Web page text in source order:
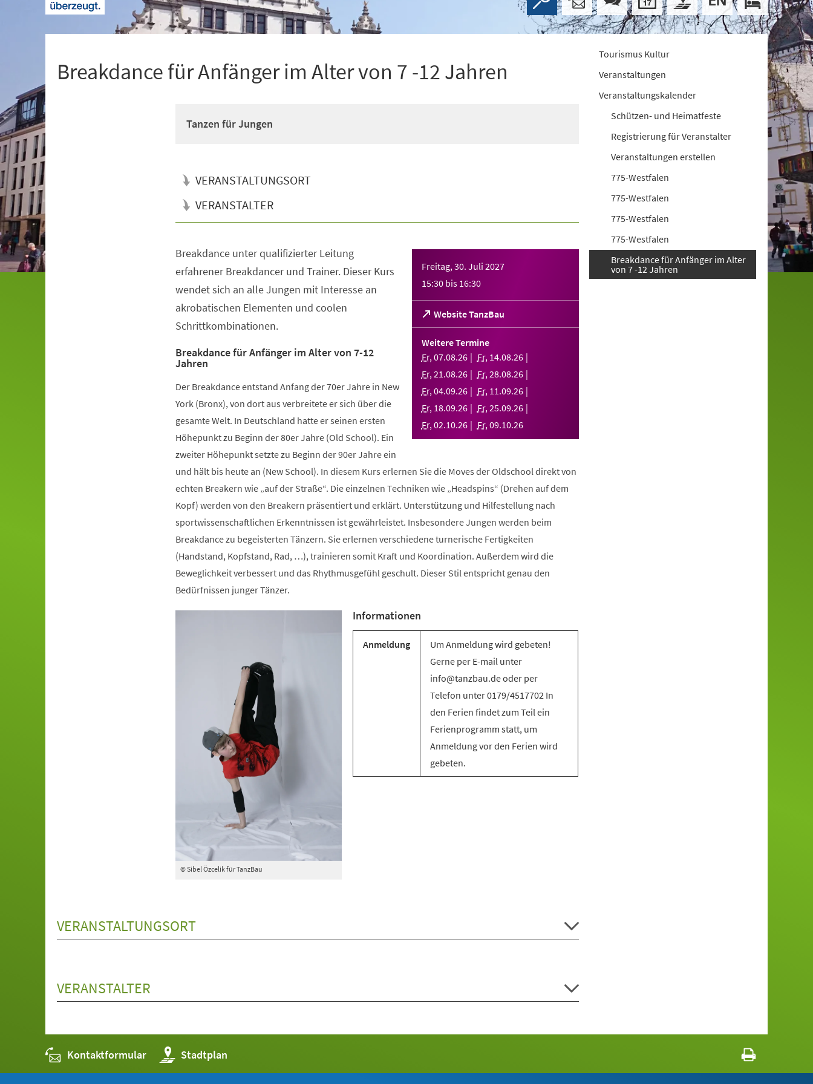
Breakdance für Anfänger im Alter von 7 -12 Jahren
Tanzen für Jungen
VERANSTALTUNGSORT
VERANSTALTER
Freitag, 30. Juli 2027
15:30 bis 16:30
Website TanzBau
(Öffnet
in
einem
Tab)
Weitere Termine
Fr,07.08.26 Fr, 14.08.26
Fr,21.08.26 Fr,28.08.26
Fr,04.09.26 Fr, 11.09.26
Fr, 18.09.26 Fr,25.09.26
Fr,02.10.26 Fr,09.10.26
Breakdance unter qualifizierter Leitung
erfahrener Breakdancer und Trainer. Dieser Kurs
wendet sich an alle Jungen mit Interesse an
akrobatischen Elementen und coolen
Schrittkombinationen.
Breakdance für Anfänger im Alter von 7-12
Jahren
Der Breakdance entstand Anfang der 70er Jahre in New
York (Bronx), von dort aus verbreitete er sich über die
gesamte Welt. In Deutschland hatte er seinen ersten
Höhepunkt zu Beginn der 80er Jahre (Old School). Ein
zweiter Höhepunkt setzte zu Beginn der 90er Jahre ein
und hält bis heute an (New School). In diesem Kurs erlernen Sie die Moves der Oldschool direkt von
echten Breakern wie „auf der Straße“. Die einzelnen Techniken wie „Headspins“ (Drehen auf dem
Kopf) werden von den Breakern präsentiert und erklärt. Unterstützung und Hilfestellung nach
sportwissenschaftlichen Erkenntnissen ist gewährleistet. Insbesondere Jungen werden beim
Breakdance zu begeisterten Tänzern. Sie erlernen verschiedene turnerische Fertigkeiten
(Handstand, Kopfstand, Rad, …), trainieren somit Kraft und Koordination. Außerdem wird die
Beweglichkeit verbessert und das Rhythmusgefühl geschult. Dieser Stil entspricht genau den
Bedürfnissen junger Tänzer.
© Sibel Özcelik für TanzBau
Informationen
Anmeldung
Um Anmeldung wird gebeten!
Gerne per E-mail unter
info@tanzbau.de oder per
Telefon unter 0179/4517702 In
den Ferien findet zum Teil ein
Ferienprogramm statt, um
Anmeldung vor den Ferien wird
gebeten.
VERANSTALTUNGSORT
VERANSTALTER
Tourismus Kultur
Veranstaltungen
Veranstaltungskalender
Schützen- und Heimatfeste
Registrierung für Veranstalter
Veranstaltungen erstellen
775-Westfalen
775-Westfalen
775-Westfalen
775-Westfalen
Breakdance für Anfänger im Alter
von 7 -12 Jahren
Kontaktformular Stadtplan
(Öffnet
in
einem